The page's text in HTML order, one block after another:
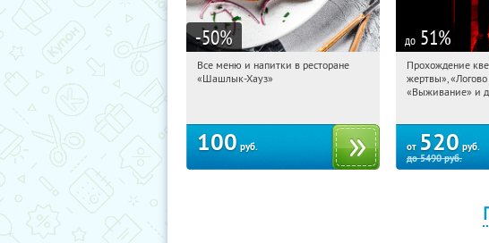
-50%
12:30:10 Купили:1506
Все меню и напитки в ресторане
«Шашлык-Хауз»
100 руб.
до 51%
12:30:10
Площадь
Прохождение
жертвы», «Логово
«Выживание» и
от 520 руб.
до5490руб.